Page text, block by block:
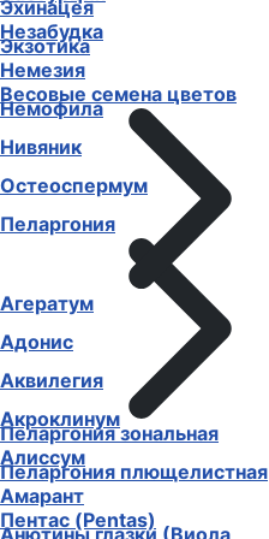
Незабудка
Немезия
Немофила
Нивяник
Остеоспермум
Пеларгония
Пеларгония зональная
Пеларгония плющелистная
Пентас (Pentas)
Эхинацея
Экзотика
Весовые семена цветов
Агератум
Адонис
Аквилегия
Акроклинум
Алиссум
Амарант
Анютины глазки (Виола